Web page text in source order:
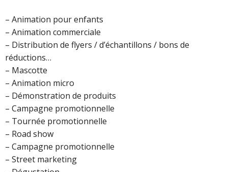
– Animation pour enfants
– Animation commerciale
– Distribution de flyers / d’échantillons / bons de
réductions…
– Mascotte
– Animation micro
– Démonstration de produits
– Campagne promotionnelle
– Tournée promotionnelle
– Road show
– Campagne promotionnelle
– Street marketing